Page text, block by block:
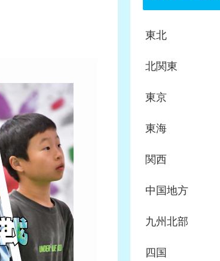
東北
北関東
東京
東海
関西
中国地方
九州北部
四国